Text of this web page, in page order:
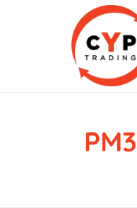
CYP Trading
Professionelle Ersatzteilbeschaffung